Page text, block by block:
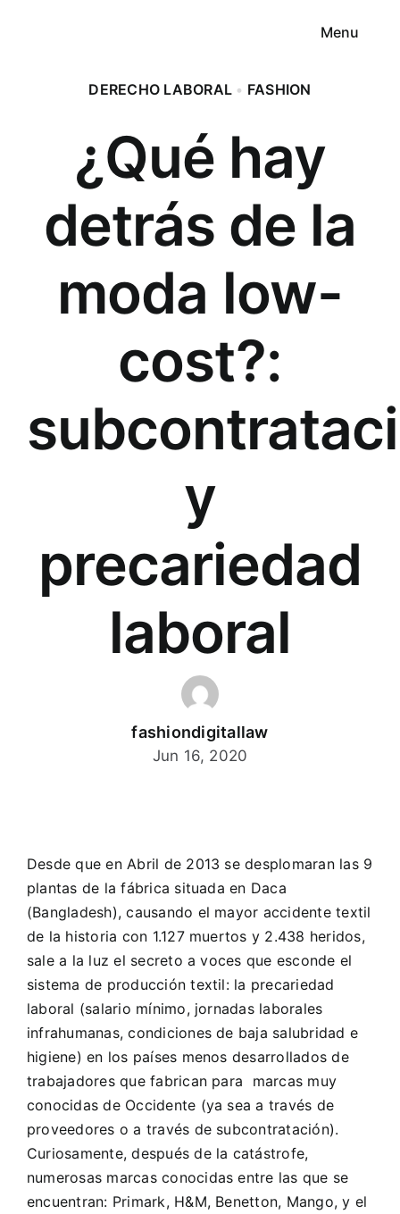
Menu
DERECHO LABORAL • FASHION
¿Qué hay
detrás de la
moda low-
cost?:
y
precariedad
laboral
fashiondigitallaw
Jun 16, 2020
Desde que en Abril de 2013 se desplomaran las 9
plantas de la fábrica situada en Daca
(Bangladesh), causando el mayor accidente textil
de la historia con 1.127 muertos y 2.438 heridos,
sale a la luz el secreto a voces que esconde el
sistema de producción textil: la precariedad
laboral (salario mínimo, jornadas laborales
infrahumanas, condiciones de baja salubridad e
higiene) en los países menos desarrollados de
trabajadores que fabrican para marcas muy
conocidas de Occidente (ya sea a través de
proveedores o a través de subcontratación).
Curiosamente, después de la catástrofe,
numerosas marcas conocidas entre las que se
encuentran: Primark, H&M, Benetton, Mango, y el